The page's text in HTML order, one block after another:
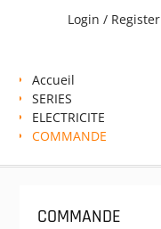
Login / Register
Accueil
SERIES
ELECTRICITE
COMMANDE
COMMANDE